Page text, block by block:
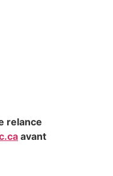
relance
avant